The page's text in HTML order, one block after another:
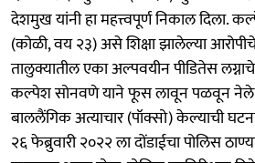
देशमुख यांनी हा महत्त्वपूर्ण निकाल
(कोळी, वय २३) असे शिक्षा झालेल्या
तालुक्यातील एका अल्पवयीन पीडितेस
कल्पेश सोनवणे याने फूस लावून पळवून नेले
बाललैंगिक अत्याचार (पॉक्सो) केल्याची
२६ फेब्रुवारी २०२२ ला दोंडाईचा पोलिस